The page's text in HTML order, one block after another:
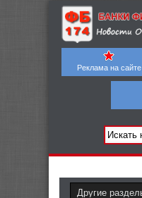
Реклама на сайте